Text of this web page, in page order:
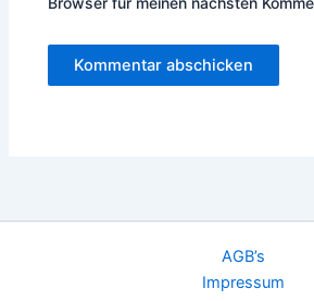
AGB’s
Impressum